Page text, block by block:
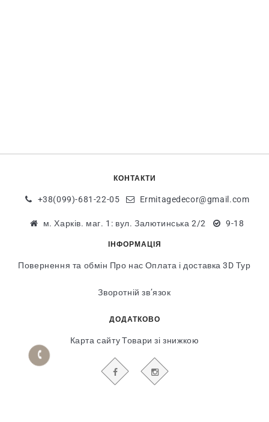
КОНТАКТИ
+38(099)-681-22-05 Ermitagedecor@gmail.com
м. Харків. маг. 1: вул. Залютинська 2/2 9-18
ІНФОРМАЦІЯ
Повернення та обмін Про нас Оплата і доставка 3D Тур
Зворотній зв’язок
ДОДАТКОВО
Карта сайту Товари зі знижкою